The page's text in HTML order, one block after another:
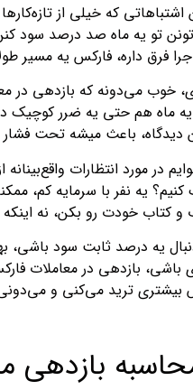
اشتباهاتی که خیلی از
تو یه ماه صد درصد سود
فرق داره، فارکس یه مسیر
ماه هم حتی یه ضرر کوچیک
دیدگاه، باعث میشه تحت
در مورد انتظارات
یه نفر با سرمایه کم،
خودت رو بکن، نه اینکه
یه درصد ثابت سود باشی،
باشی، بازدهی در معاملات
بیشتری ترید می‌کنی و
بازدهی